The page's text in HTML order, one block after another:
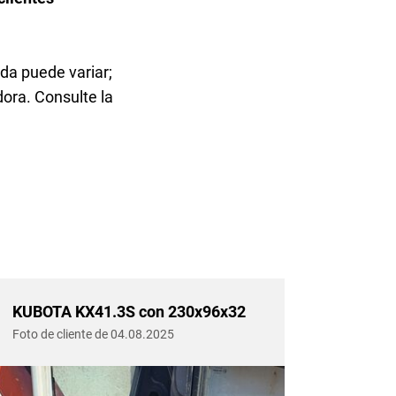
puede variar;
Consulte la
KUBOTA KX41.3S con 230x96x32
Foto de cliente de 04.08.2025